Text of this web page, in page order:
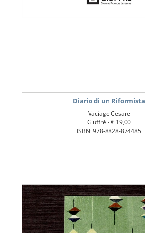
Diario di un Riformista
Vaciago Cesare
Giuffrè -€ 19,00
ISBN: 978-8828-874485